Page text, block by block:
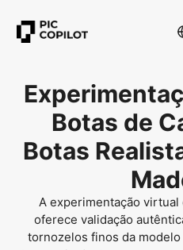
Botas de
Botas
A experimentação
oferece validação
tornozelos finos da